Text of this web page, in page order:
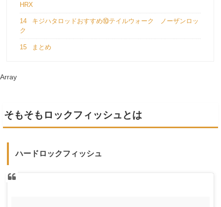
HRX
14
キジハタロッドおすすめ⑩テイルウォーク ノーザンロッ
ク
15 まとめ
Array
そもそもロックフィッシュとは
ハードロックフィッシュ